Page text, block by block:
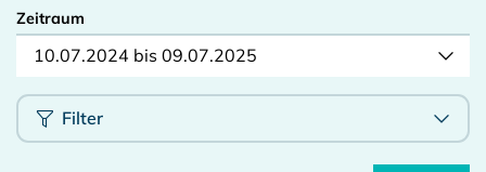
Zeitraum
10.07.2024 bis 09.07.2025
Filter